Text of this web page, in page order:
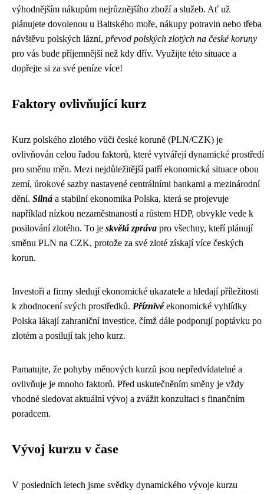
výhodnějším nákupům nejrůznějšího zboží a služeb. Ať už
plánujete dovolenou u Baltského moře, nákupy potravin nebo třeba
návštěvu polských lázní, převod polských zlotých na české koruny
pro vás bude příjemnější než kdy dřív. Využijte této situace a
dopřejte si za své peníze více!
Faktory ovlivňující kurz
Kurz polského zlotého vůči české koruně (PLN/CZK) je
ovlivňován celou řadou faktorů, které vytvářejí dynamické prostředí
pro směnu měn. Mezi nejdůležitější patří ekonomická situace obou
zemí, úrokové sazby nastavené centrálními bankami a mezinárodní
dění. Silná a stabilní ekonomika Polska, která se projevuje
například nízkou nezaměstnaností a růstem HDP, obvykle vede k
posilování zlotého. To je skvělá zpráva pro všechny, kteří plánují
směnu PLN na CZK, protože za své zloté získají více českých
korun.
Investoři a firmy sledují ekonomické ukazatele a hledají příležitosti
k zhodnocení svých prostředků. Příznivéekonomické vyhlídky
Polska lákají zahraniční investice, čímž dále podporují poptávku po
zlotém a posilují tak jeho kurz.
Pamatujte, že pohyby měnových kurzů jsou nepředvídatelné a
ovlivňuje je mnoho faktorů. Před uskutečněním směny je vždy
vhodné sledovat aktuální vývoj a zvážit konzultaci s finančním
poradcem.
Vývoj kurzu v čase
V posledních letech jsme svědky dynamického vývoje kurzu